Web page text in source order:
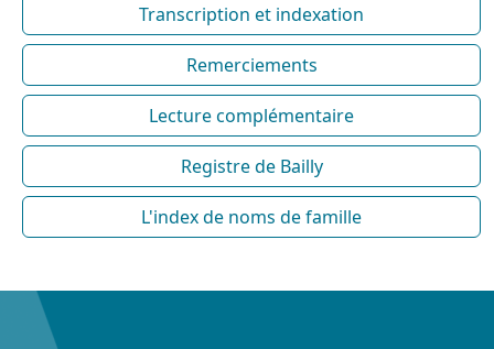
Transcription et indexation
Remerciements
Lecture complémentaire
Registre de Bailly
L'index de noms de famille